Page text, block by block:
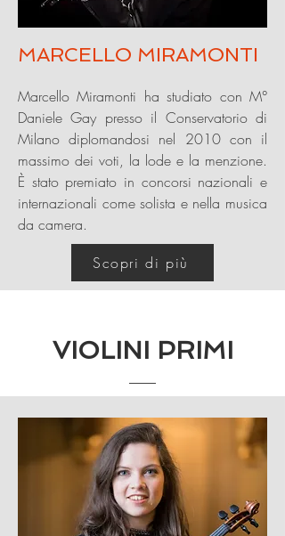
MARCELLO MIRAMONTI
Marcello Miramonti ha studiato con M°
Daniele Gay presso il Conservatorio di
Milano diplomandosi nel 2010 con il
massimo dei voti, la lode e la menzione.
È stato premiato in concorsi nazionali e
internazionali come solista e nella musica
da camera.
Scopri di più
VIOLINI PRIMI